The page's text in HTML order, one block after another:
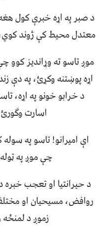
د صبر په اړه خبرې کول
معتدل محیط کې ژوند
موږ تاسو ته وړاندیز کوو
اړه پوښتنه وکړئ، په دې
د خرابو خونو په اړه،
اسارت
اې اميرانو! تاسو په
چې موږ په
د حیرانتیا او تعجب خبره
روافض، مسیحیان او
زموږ د